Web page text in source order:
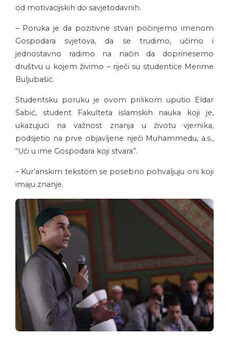
od motivacijskih do savjetodavnih.
– Poruka je da pozitivne stvari počinjemo imenom
Gospodara svjetova, da se trudimo, učimo i
jednostavno radimo na način da doprinesemo
društvu u kojem živimo – riječi su studentice Merime
Buljubašić.
Studentsku poruku je ovom prilikom uputio Eldar
Šabić, student Fakulteta islamskih nauka koji je,
ukazujući na važnost znanja u životu vjernika,
podsjetio na prve objavljene riječi Muhammedu, a.s.,
“Uči u ime Gospodara koji stvara”.
– Kur’anskim tekstom se posebno pohvaljuju oni koji
imaju znanje.